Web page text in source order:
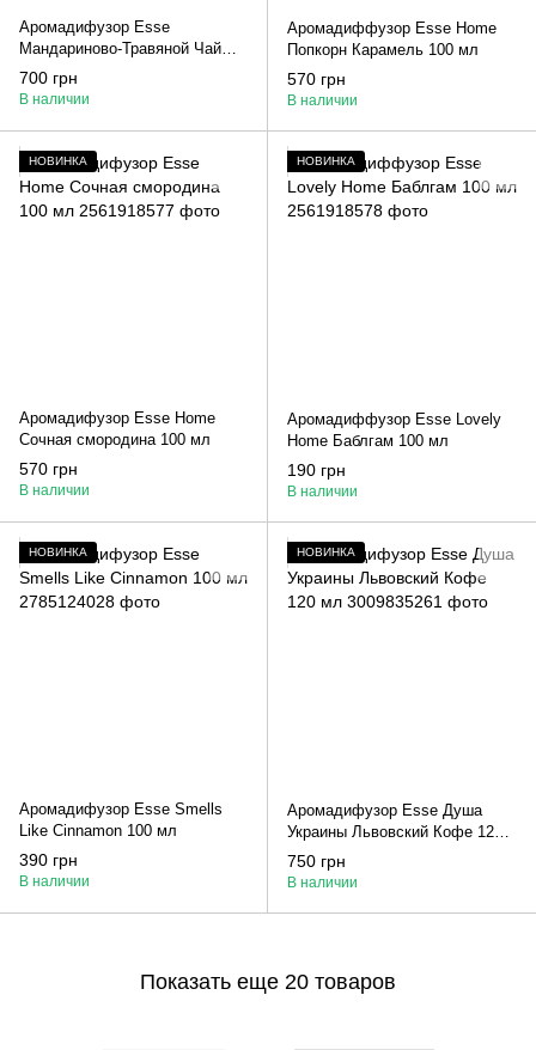
Аромадифузор Esse
Мандариново-Травяной Чай
Рождественское 100 мл
700 грн
В наличии
Аромадиффузор Esse Home
Попкорн Карамель 100 мл
570 грн
В наличии
НОВИНКА
Аромадифузор Esse Home
Сочная смородина 100 мл
570 грн
В наличии
НОВИНКА
Аромадиффузор Esse Lovely
Home Баблгам 100 мл
190 грн
В наличии
НОВИНКА
Аромадифузор Esse Smells
Like Cinnamon 100 мл
390 грн
В наличии
НОВИНКА
Аромадифузор Esse Душа
Украины Львовский Кофе 120
мл
750 грн
В наличии
Показать еще 20 товаров